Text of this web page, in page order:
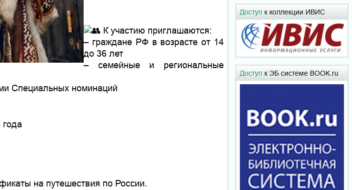
К участию приглашаются:
– граждане РФ в возрасте от 14
до 36 лет
– семейные и региональные
Специальных номинаций
года
на путешествия по России.
Доступ к коллекции ИВИС
Доступ к ЭБ системе BOOK.ru